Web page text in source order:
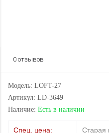
0 отзывов
Модель: LOFT-27
Артикул: LD-3649
Наличие: Есть в наличии
Спец. цена: Старая